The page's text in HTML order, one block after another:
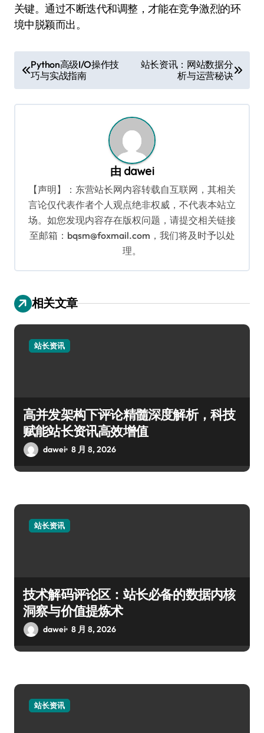
关键。通过不断迭代和调整，才能在竞争激烈的环
境中脱颖而出。
章
导
Python高级I/O操作技
巧与实战指南
站长资讯：网站数据分
析与运营秘诀
由 dawei
【声明】：东营站长网内容转载自互联网，其相关
言论仅代表作者个人观点绝非权威，不代表本站立
场。如您发现内容存在版权问题，请提交相关链接
至邮箱：bqsm@foxmail.com，我们将及时予以处
理。
相关文章
站长资讯
高并发架构下评论精髓深度解析，科技
赋能站长资讯高效增值
dawei 8 月 8, 2026
站长资讯
技术解码评论区：站长必备的数据内核
洞察与价值提炼术
dawei 8 月 8, 2026
站长资讯